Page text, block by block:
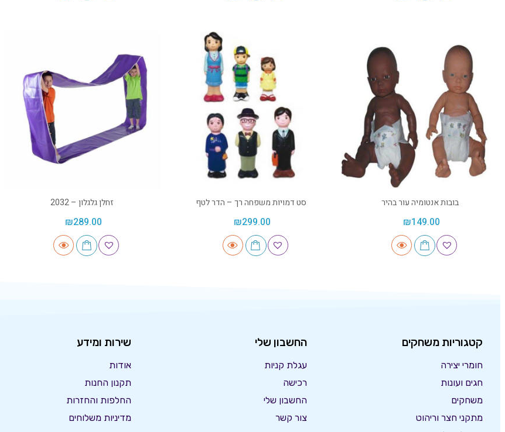
בובות אנטומיה עור בהיר
₪149.00
סט דמויות משפחה רך – הדר לטף
₪299.00
זחלן גלגלון – 2032
₪289.00
קטגוריות משחקים
חומרי יצירה
חגים ועונות
משחקים
מתקני חצר וריהוט
החשבון שלי
עגלת קניות
רכישה
החשבון שלי
צור קשר
שירות ומידע
אודות
תקנון החנות
החלפות והחזרות
מדיניות משלוחים